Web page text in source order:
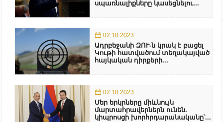
սպառնալիքները կասեցնելու...
02.10.2023
Ադրբեջանի ԶՈՒ-ն կրակ է բացել
Կութի հատվածում տեղակայված
հայկական դիրքերի...
02.10.2023
Մեր երկրները միևնույն
մարտահրավերներն ունեն.
կիպրոսցի խորհրդարանականը՝...